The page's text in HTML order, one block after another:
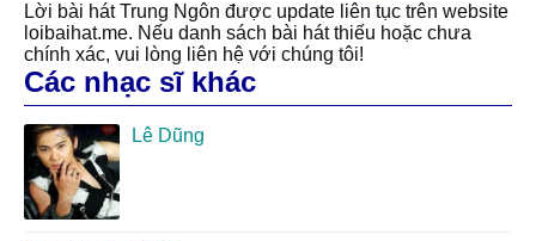
Lời bài hát Trung Ngôn được update liên tục trên website
loibaihat.me. Nếu danh sách bài hát thiếu hoặc chưa
chính xác, vui lòng liên hệ với chúng tôi!
Các nhạc sĩ khác
Lê Dũng